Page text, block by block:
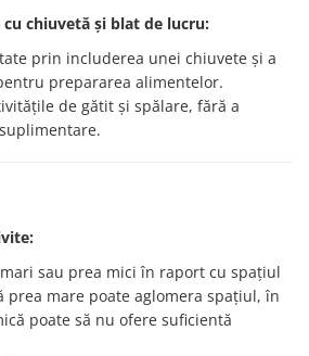
chiuvetă și blat de lucru:
prin includerea unei chiuvete și a
prepararea alimentelor.
de gătit și spălare, fără a
sau prea mici în raport cu spațiul
prea mare poate aglomera spațiul, în
poate să nu ofere suficientă